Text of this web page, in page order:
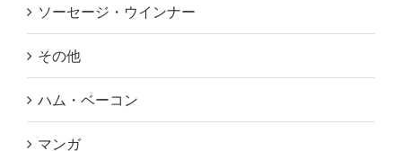
ソーセージ・ウインナー
その他
ハム・ベーコン
マンガ